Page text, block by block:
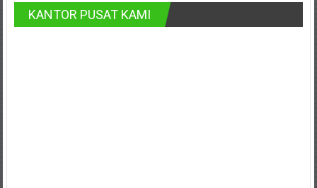
Tanggerang,
KANTOR PUSAT KAMI